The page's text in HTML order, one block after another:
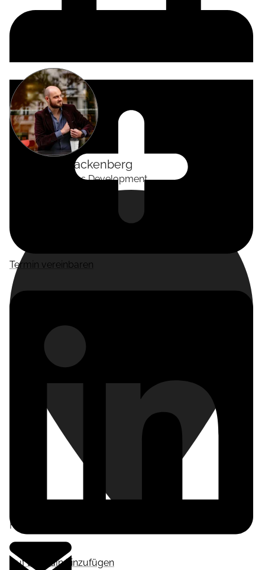
Termin vereinbaren
Auf LinkedIn hinzufügen
Tackenberg
Head of Business Development
Frankfurt am Main